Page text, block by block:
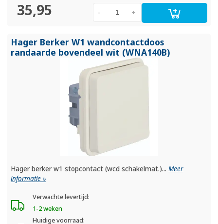
35,95 +
-
Hager Berker W1 wandcontactdoos
randaarde bovendeel wit (WNA140B)
Hager berker w1 stopcontact (wcd schakelmat.)...Meer
informatie »
Verwachte levertijd:
1-2 weken
Huidige voorraad: